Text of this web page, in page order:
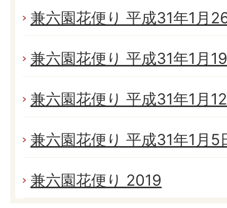
兼六園花便り 平成31年1月
兼六園花便り 平成31年1月
兼六園花便り 平成31年1月
兼六園花便り 平成31年1月5
兼六園花便り 2019